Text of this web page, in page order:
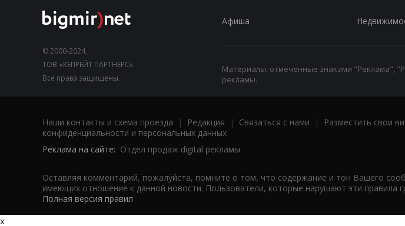
© 2000-2024,
ТОВ «КЕПРЕЙТ ПАРТНЕРС».
Все права защищены.
Афиша
Материалы, отмеченные знаками "Реклама",
рекламы.
Наши контакты и схема проезда | Редакция | Связаться с нами | Разместить свои
конфиденциальности и персональных данных
Реклама на сайте: Отдел продаж digital рекламы
Оставляя комментарий, пожалуйста, помните о том, что содержание и тон Вашего
имеющих отношение к данной новости. Пользователи, которые нарушают эти правила
Полная версия правил
x